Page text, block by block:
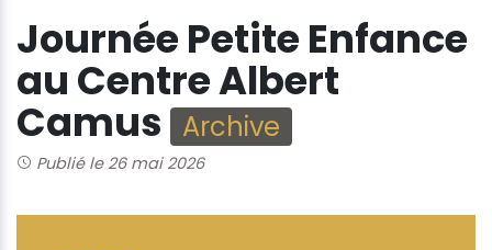
Journée Petite Enfance
au Centre Albert
Camus Archive
Publié le 26 mai 2026